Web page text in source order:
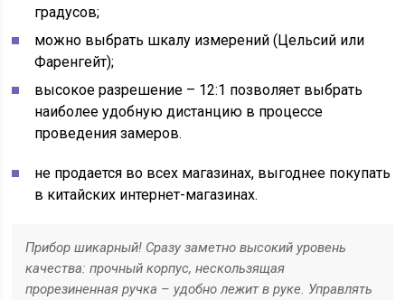
градусов;
можно выбрать шкалу измерений (Цельсий или
Фаренгейт);
высокое разрешение – 12:1 позволяет выбрать
наиболее удобную дистанцию в процессе
проведения замеров.
не продается во всех магазинах, выгоднее покупать
в китайских интернет-магазинах.
Прибор шикарный! Сразу заметно высокий уровень
качества: прочный корпус, нескользящая
прорезиненная ручка – удобно лежит в руке. Управлять